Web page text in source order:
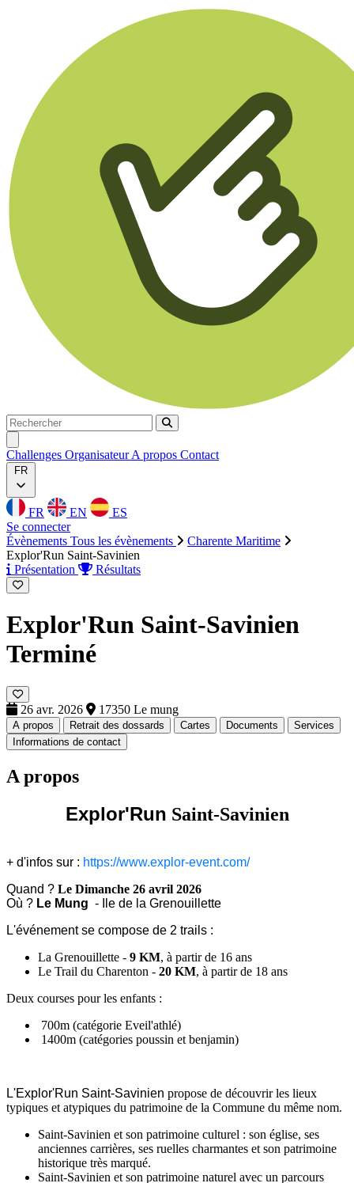
Rechercher
Rechercher
Challenges OrganisateurA propos Contact
FR
FR EN
ES
Se connecter
Évènements Tous les évènements
Charente Maritime
Explor'Run Saint-Savinien
Présentation
Résultats
Explor'Run Saint-Savinien
Terminé
26 avr. 2026 17350 Le mung
A propos Retrait des dossards Cartes Documents
Services
Informations de contact
A propos
Explor'Run Saint-Savinien
+ d'infos sur : https://www.explor-event.com/
Quand ? Le Dimanche 26 avril 2026
Où ? Le Mung - Ile de la Grenouillette
L'événement se compose de 2 trails :
La Grenouillette - 9 KM, à partir de 16 ans
Le Trail du Charenton - 20 KM, à partir de 18 ans
Deux courses pour les enfants :
700m (catégorie Eveil'athlé)
1400m (catégories poussin et benjamin)
L'Explor'Run Saint-Savinien propose de découvrir les lieux
typiques et atypiques du patrimoine de la Commune du même nom.
Saint-Savinien et son patrimoine culturel : son église, ses
anciennes carrières, ses ruelles charmantes et son patrimoine
historique très marqué.
Saint-Savinien et son patrimoine naturel avec un parcours